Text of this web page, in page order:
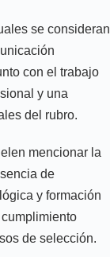
se consideran
con el trabajo
y una
del rubro.
mencionar la
de
y formación
de selección.